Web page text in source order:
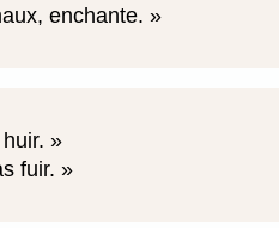
enchante.
fuir.